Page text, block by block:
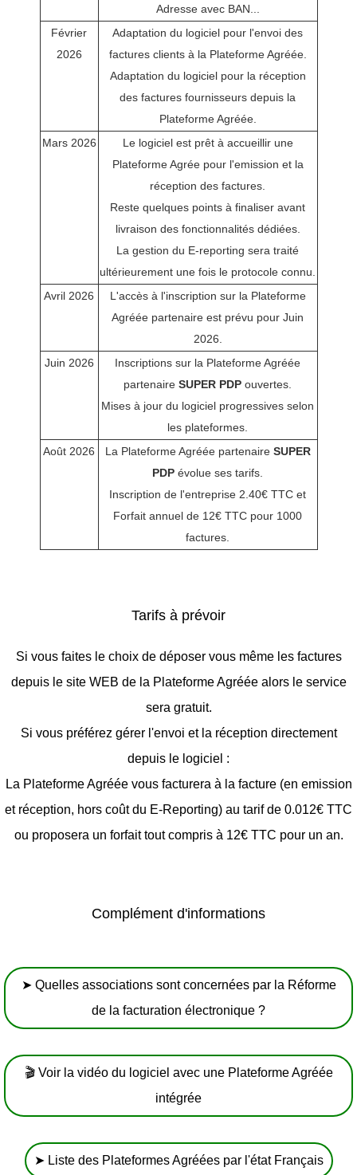
Adresse avec BAN...
Février
2026
Adaptation du logiciel pour l'envoi des
factures clients à la Plateforme Agréée.
Adaptation du logiciel pour la réception
des factures fournisseurs depuis la
Plateforme Agréée.
Mars 2026
Le logiciel est prêt à accueillir une
Plateforme Agrée pour l'emission et la
réception des factures.
Reste quelques points à finaliser avant
livraison des fonctionnalités dédiées.
La gestion du E-reporting sera traité
ultérieurement une fois le protocole connu.
Avril 2026
L'accès à l'inscription sur la Plateforme
Agréée partenaire est prévu pour Juin
2026.
Juin 2026
Inscriptions sur la Plateforme Agréée
partenaire SUPER PDP ouvertes.
Mises à jour du logiciel progressives selon
les plateformes.
Août 2026
La Plateforme Agréée partenaire SUPER
PDP évolue ses tarifs.
Inscription de l'entreprise 2.40€ TTC et
Forfait annuel de 12€ TTC pour 1000
factures.
Tarifs à prévoir
Si vous faites le choix de déposer vous même les factures
depuis le site WEB de la Plateforme Agréée alors le service
sera gratuit.
Si vous préférez gérer l'envoi et la réception directement
depuis le logiciel :
La Plateforme Agréée vous facturera à la facture (en emission
et réception, hors coût du E-Reporting) au tarif de 0.012€ TTC
ou proposera un forfait tout compris à 12€ TTC pour un an.
Complément d'informations
➤ Quelles associations sont concernées par la Réforme
de la facturation électronique ?
🎬 Voir la vidéo du logiciel avec une Plateforme Agréée
intégrée
➤ Liste des Plateformes Agréées par l'état Français